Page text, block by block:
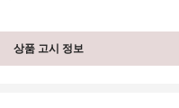
상품 고시 정보